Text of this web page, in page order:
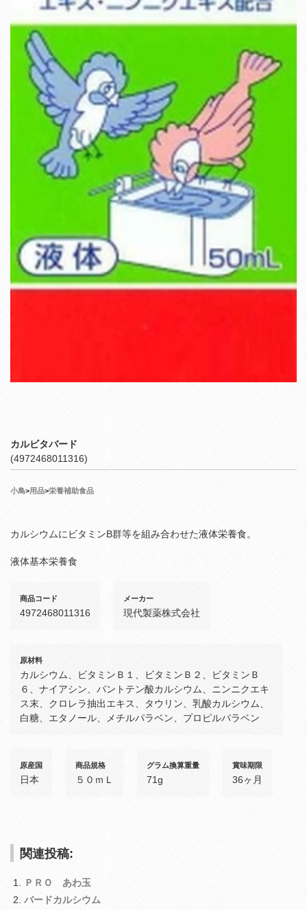
カルビタバード
(4972468011316)
小鳥>用品>栄養補助食品
カルシウムにビタミンB群等を組み合わせた液体栄養食。
液体基本栄養食
商品コード
4972468011316
メーカー
現代製薬株式会社
原材料
カルシウム、ビタミンＢ１、ビタミンＢ２、ビタミンＢ
６、ナイアシン、パントテン酸カルシウム、ニンニクエキ
ス末、クロレラ抽出エキス、タウリン、乳酸カルシウム、
白糖、エタノール、メチルパラベン、プロピルパラベン
原産国
日本
商品規格
５０ｍＬ
グラム換算重量
71g
賞味期限
36ヶ月
関連投稿:
ＰＲＯ あわ玉
バードカルシウム